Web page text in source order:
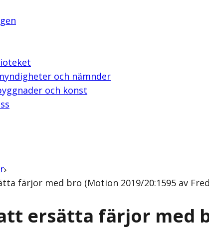
och nämnder
och konst
färjor med bro (Motion 2019/20:1595 av
ersätta färjor med